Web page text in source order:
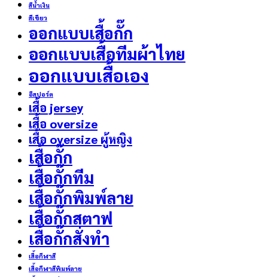
สีน้ำเงิน
สีเขียว
ออกแบบเสื้อกั๊ก
ออกแบบเสื้อทีมผ้าไทย
ออกแบบเสื้อเอง
อีสปอร์ต
เสื้อ jersey
เสื้อ oversize
เสื้อ oversize ผู้หญิง
เสื้อกั๊ก
เสื้อกั๊กทีม
เสื้อกั๊กพิมพ์ลาย
เสื้อกั๊กสตาฟ
เสื้อกั๊กสั่งทำ
เสื้อกีฬาสี
เสื้อกีฬาสีพิมพ์ลาย